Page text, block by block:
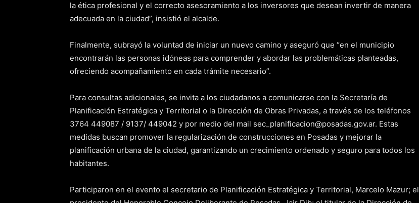
la ética profesional y el correcto asesoramiento a los inversores que desean invertir de manera
adecuada en la ciudad”, insistió el alcalde.
Finalmente, subrayó la voluntad de iniciar un nuevo camino y aseguró que “en el municipio
encontrarán las personas idóneas para comprender y abordar las problemáticas planteadas,
ofreciendo acompañamiento en cada trámite necesario”.
Para consultas adicionales, se invita a los ciudadanos a comunicarse con la Secretaría de
Planificación Estratégica y Territorial o la Dirección de Obras Privadas, a través de los teléfonos
3764 449087 / 9137/ 449042 y por medio del mail sec_planificacion@posadas.gov.ar. Estas
medidas buscan promover la regularización de construcciones en Posadas y mejorar la
planificación urbana de la ciudad, garantizando un crecimiento ordenado y seguro para todos los
habitantes.
Participaron en el evento el secretario de Planificación Estratégica y Territorial, Marcelo Mazur; el